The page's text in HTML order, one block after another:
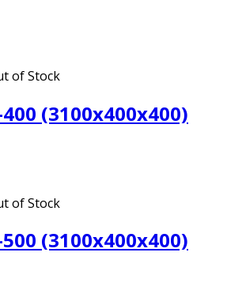
of Stock
(3100х400х400)
of Stock
(3100х400х400)